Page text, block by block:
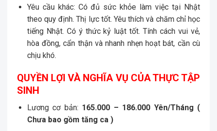
Yêu cầu khác: Có đủ sức khỏe làm việc tại Nhật
theo quy định. Thị lực tốt. Yêu thích và chăm chỉ học
tiếng Nhật. Có ý thức kỷ luật tốt. Tính cách vui vẻ,
hòa đồng, cẩn thận và nhanh nhẹn hoạt bát, cần cù
chịu khó.
QUYỀN LỢI VÀ NGHĨA VỤ CỦA THỰC TẬP
SINH
Lương cơ bản: 165.000 – 186.000 Yên/Tháng (
Chưa bao gồm tăng ca )